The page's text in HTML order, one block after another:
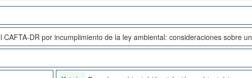
DR por incumplimiento de la ley ambiental: consideraciones sobre un